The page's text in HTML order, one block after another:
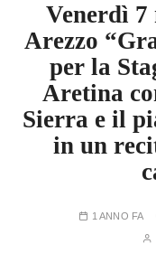
Venerdì 7
Arezzo
per la
Aretina
Sierra e il
in un
1 ANNO FA